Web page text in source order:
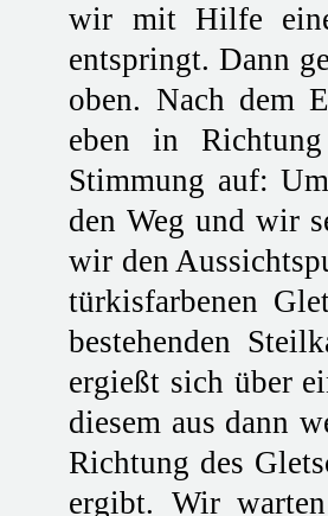
wir mit Hilfe
entspringt. Dann
oben. Nach dem
eben in
Stimmung auf:
den Weg und wir
wir den
türkisfarbenen
bestehenden
ergießt sich über
diesem aus dann
Richtung des
ergibt. Wir